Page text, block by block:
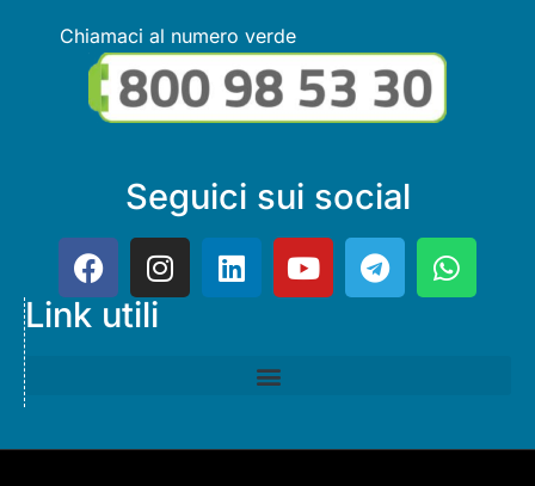
Chiamaci al numero verde
Seguici sui social
Link utili